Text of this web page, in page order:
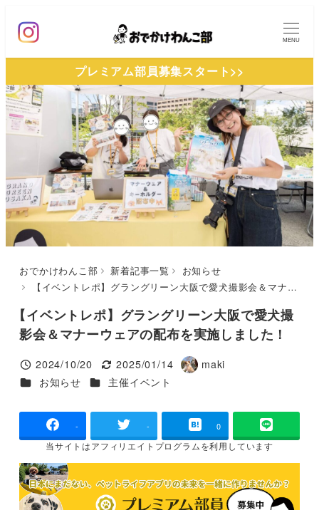
ン
ン
テ
ン
へ
移
動
MENU
プレミアム部員募集スタート>>
おでかけわんこ部 新着記事一覧
お知らせ
【イベントレポ】グラングリーン大阪で愛犬撮影会＆マナーウェアの配布を実施しました！
【イベントレポ】グラングリーン大阪で愛犬撮
影会＆マナーウェアの配布を実施しました！
投稿日
2024/10/20
更新日
2025/01/14
著
maki
カテゴリー
お知らせ カテゴリー
主催イベント
- - 0
当サイトはアフィリエイトプログラムを利用しています